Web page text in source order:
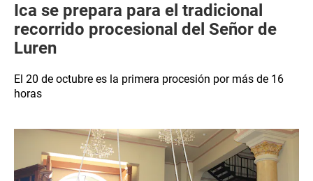
Ica se prepara para el tradicional
recorrido procesional del Señor de
Luren
El 20 de octubre es la primera procesión por más de 16
horas